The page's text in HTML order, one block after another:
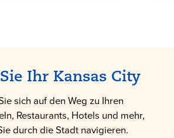
Ihr Kansas City
sich auf den Weg zu Ihren
Restaurants, Hotels und mehr,
durch die Stadt navigieren.